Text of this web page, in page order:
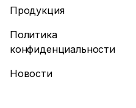
Продукция
Политика
конфиденциальности
Новости